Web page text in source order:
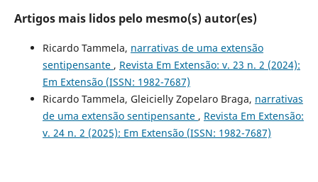
Artigos mais lidos pelo mesmo(s) autor(es)
Ricardo Tammela, narrativas de uma extensão
sentipensante , Revista Em Extensão: v. 23 n. 2 (2024):
Em Extensão (ISSN: 1982-7687)
Ricardo Tammela, Gleicielly Zopelaro Braga, narrativas
de uma extensão sentipensante , Revista Em Extensão:
v. 24 n. 2 (2025): Em Extensão (ISSN: 1982-7687)